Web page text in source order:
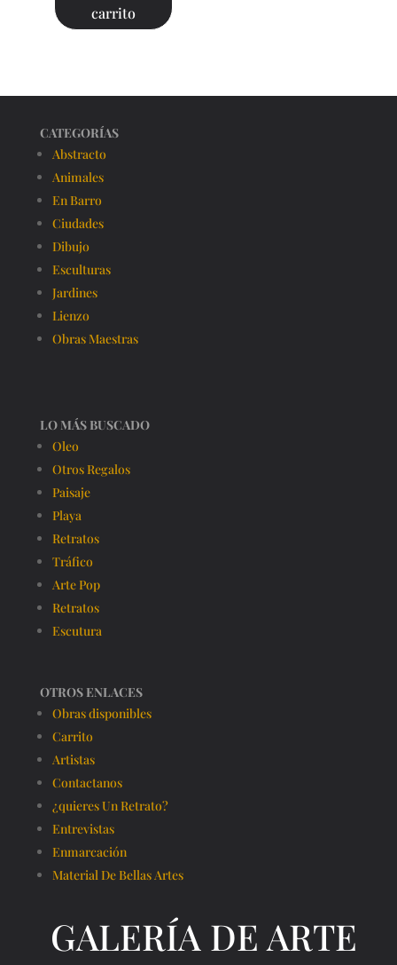
carrito
CATEGORÍAS
Abstracto
Animales
En Barro
Ciudades
Dibujo
Esculturas
Jardines
Lienzo
Obras Maestras
LO MÁS BUSCADO
Oleo
Otros Regalos
Paisaje
Playa
Retratos
Tráfico
Arte Pop
Retratos
Escutura
OTROS ENLACES
Obras disponibles
Carrito
Artistas
Contactanos
¿quieres Un Retrato?
Entrevistas
Enmarcación
Material De Bellas Artes
GALERÍA DE ARTE